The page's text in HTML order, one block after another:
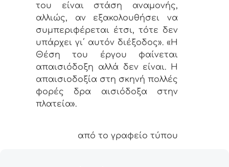
του είναι στάση αναμονής,
αλλιώς, αν εξακολουθήσει να
συμπεριφέρεται έτσι, τότε δεν
υπάρχει γι΄ αυτόν διέξοδος». «Η
Θέση του έργου φαίνεται
απαισιόδοξη αλλά δεν είναι. Η
απαισιοδοξία στη σκηνή πολλές
φορές δρα αισιόδοξα στην
πλατεία».
από το γραφείο τύπου